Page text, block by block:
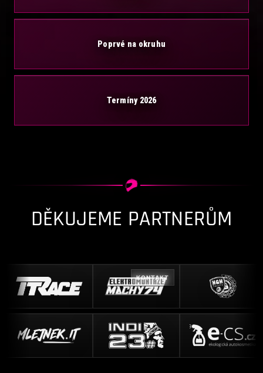
Poprvé na okruhu
Termíny 2026
DĚKUJEME PARTNERŮM
KONTAKT